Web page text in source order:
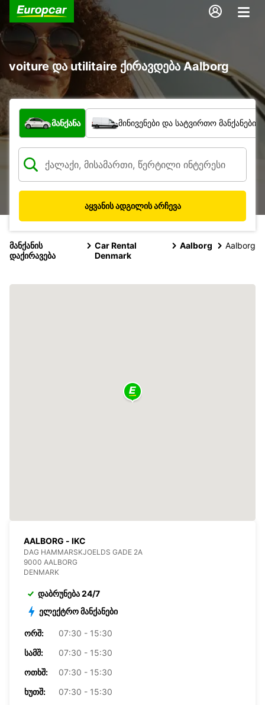
voiture და utilitaire ქირავდება Aalborg
რა ტიპის ავტომობილი?
მანქანა მინივენები და სატვირთო მანქანები
აყვანის ადგილის არჩევა
მანქანის
დაქირავება
Car Rental
Denmark
Aalborg Aalborg
AALBORG - IKC
DAG HAMMARSKJOELDS GADE 2A
9000 AALBORG
DENMARK
დაბრუნება 24/7
ელექტრო მანქანები
ᲝᲠᲨ:
07:30 - 15:30
ᲡᲐᲛᲨ:
07:30 - 15:30
ᲝᲗᲮᲨ:
07:30 - 15:30
ᲮᲣᲗᲨ:
07:30 - 15:30